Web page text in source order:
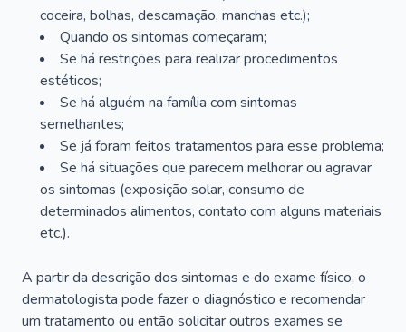
coceira, bolhas, descamação, manchas etc.);
Quando os sintomas começaram;
Se há restrições para realizar procedimentos
estéticos;
Se há alguém na família com sintomas
semelhantes;
Se já foram feitos tratamentos para esse problema;
Se há situações que parecem melhorar ou agravar
os sintomas (exposição solar, consumo de
determinados alimentos, contato com alguns materiais
etc.).
A partir da descrição dos sintomas e do exame físico, o
dermatologista pode fazer o diagnóstico e recomendar
um tratamento ou então solicitar outros exames se